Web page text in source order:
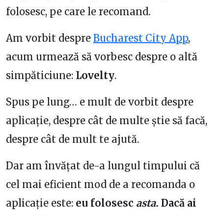
folosesc, pe care le recomand.
Am vorbit despre Bucharest City App,
acum urmează să vorbesc despre o altă
simpăticiune: Lovelty.
Spus pe lung… e mult de vorbit despre
aplicație, despre cât de multe știe să facă,
despre cât de mult te ajută.
Dar am învățat de-a lungul timpului că
cel mai eficient mod de a recomanda o
aplicație este: eu folosesc asta. Dacă ai